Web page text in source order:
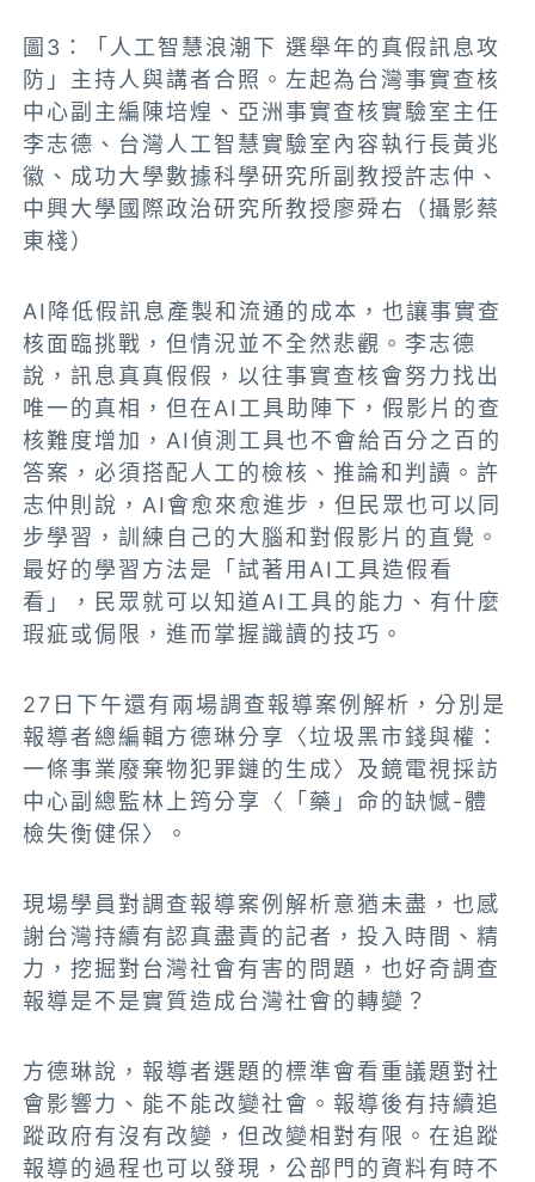
圖3：「人工智慧浪潮下 選舉年的真假訊息攻
防」主持人與講者合照。左起為台灣事實查核
中心副主編陳培煌、亞洲事實查核實驗室主任
李志德、台灣人工智慧實驗室內容執行長黃兆
徽、成功大學數據科學研究所副教授許志仲、
中興大學國際政治研究所教授廖舜右
（攝影蔡
東棧）
AI降低假訊息產製和流通的成本，也讓事實查
核面臨挑戰，但情況並不全然悲觀。李志德
說，訊息真真假假，以往事實查核會努力找出
唯一的真相，但在AI工具助陣下，假影片的查
核難度增加，AI偵測工具也不會給百分之百的
答案，必須搭配人工的檢核、推論和判讀。許
志仲則說，AI會愈來愈進步，但民眾也可以同
步學習，訓練自己的大腦和對假影片的直覺。
最好的學習方法是「試著用AI工具造假看
看」，民眾就可以知道AI工具的能力、有什麼
瑕疵或侷限，進而掌握識讀的技巧。
27日下午還有兩場調查報導案例解析，分別是
報導者總編輯方德琳分享
〈垃圾黑市錢與權：
一條事業廢棄物犯罪鏈的生成〉 及鏡電視採訪
中心副總監林上筠分享
〈「藥」命的缺憾-體
檢失衡健保〉。
現場學員對調查報導案例解析意猶未盡，也感
謝台灣持續有認真盡責的記者，投入時間、精
力，挖掘對台灣社會有害的問題，也好奇調查
報導是不是實質造成台灣社會的轉變？
方德琳說，報導者選題的標準會看重議題對社
會影響力、能不能改變社會。報導後有持續追
蹤政府有沒有改變，但改變相對有限。在追蹤
報導的過程也可以發現，公部門的資料有時不